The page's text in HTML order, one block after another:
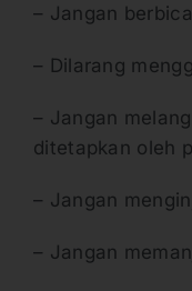
– Jangan
– Dilarang
– Jangan
ditetapkan oleh
– Jangan
– Jangan